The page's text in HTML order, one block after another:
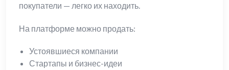
покупатели — легко их находить.
На платформе можно продать:
Устоявшиеся компании
Стартапы и бизнес-идеи